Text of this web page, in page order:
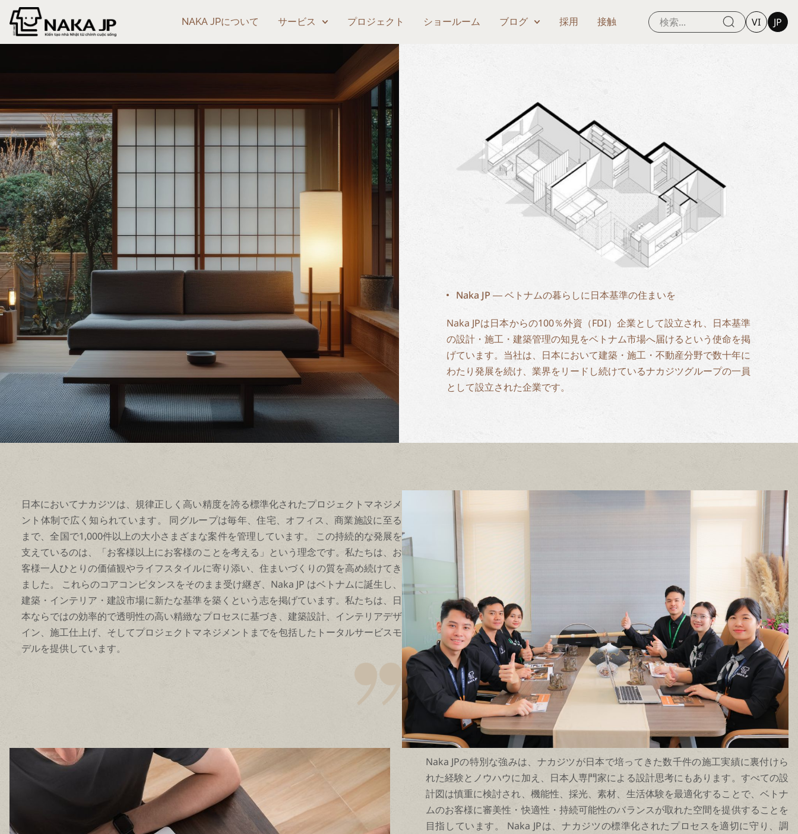
NAKA JPについて サービス プロジェクト ショールーム ブログ 採用 接触 VI JP
Naka JP ― ベトナムの暮らしに日本基準の住まいを
Naka JPは日本からの100％外資（FDI）企業として設立され、日本基準
の設計・施工・建築管理の知見をベトナム市場へ届けるという使命を掲
げています。当社は、日本において建築・施工・不動産分野で数十年に
わたり発展を続け、業界をリードし続けているナカジツグループの一員
として設立された企業です。
日本においてナカジツは、規律正しく高い精度を誇る標準化されたプロジェクトマネジメ
ント体制で広く知られています。 同グループは毎年、住宅、オフィス、商業施設に至る
まで、全国で1,000件以上の大小さまざまな案件を管理しています。 この持続的な発展を
支えているのは、「お客様以上にお客様のことを考える」という理念です。私たちは、お
客様一人ひとりの価値観やライフスタイルに寄り添い、住まいづくりの質を高め続けてき
ました。 これらのコアコンピタンスをそのまま受け継ぎ、Naka JP はベトナムに誕生し、
建築・インテリア・建設市場に新たな基準を築くという志を掲げています。私たちは、日
本ならではの効率的で透明性の高い精緻なプロセスに基づき、建築設計、インテリアデザ
イン、施工仕上げ、そしてプロジェクトマネジメントまでを包括したトータルサービスモ
デルを提供しています。
Naka JPの特別な強みは、ナカジツが日本で培ってきた数千件の施工実績に裏付けら
れた経験とノウハウに加え、日本人専門家による設計思考にもあります。すべての設
計図は慎重に検討され、機能性、採光、素材、生活体験を最適化することで、ベトナ
ムのお客様に審美性・快適性・持続可能性のバランスが取れた空間を提供することを
目指しています。 Naka JPは、ナカジツの標準化されたプロセスを適切に守り、調